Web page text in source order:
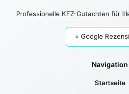
Professionelle KFZ-Gutachten für
⭐ Google
Navigation
Startseite